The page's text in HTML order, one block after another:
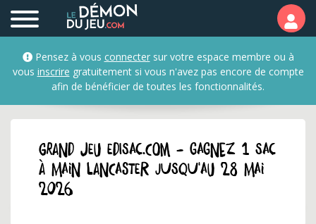
Pensez à vous connectersur votre espace membre ou à
vous inscrire gratuitement si vous n'avez pas encore de compte
afin de bénéficier de toutes les fonctionnalités.
GRAND JEU edisac.com - Gagnez 1 sac
à main Lancaster jusqu'au 28 mai
2026